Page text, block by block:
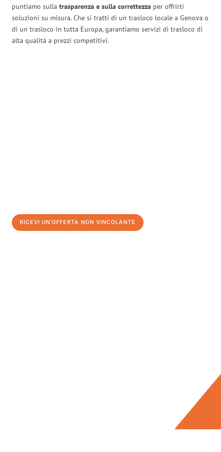
puntiamo sulla trasparenza e sulla correttezza per offrirti
soluzioni su misura. Che si tratti di un trasloco locale a Genova o
di un trasloco in tutta Europa, garantiamo servizi di trasloco di
alta qualità a prezzi competitivi.
RICEVI UN'OFFERTA NON VINCOLANTE